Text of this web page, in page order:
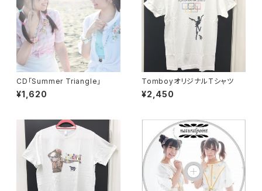
CD「Summer Triangle」
¥1,620
TomboyオリジナルTシャツ
¥2,450